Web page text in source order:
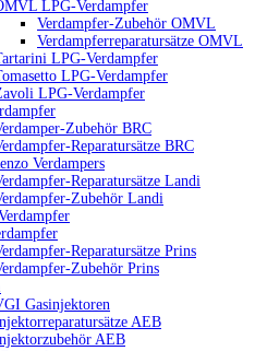
LPG-Verdampfer
Verdampfer-Zubehör OMVL
Verdampferreparatursätze OMVL
LPG-Verdampfer
LPG-Verdampfer
LPG-Verdampfer
Zubehör BRC
Reparatursätze BRC
Verdampers
Reparatursätze Landi
Zubehör Landi
Reparatursätze Prins
Zubehör Prins
Gasinjektoren
AEB
AEB